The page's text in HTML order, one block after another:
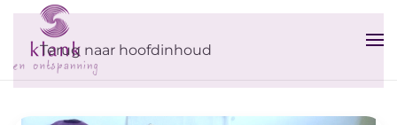
Terug naar hoofdinhoud